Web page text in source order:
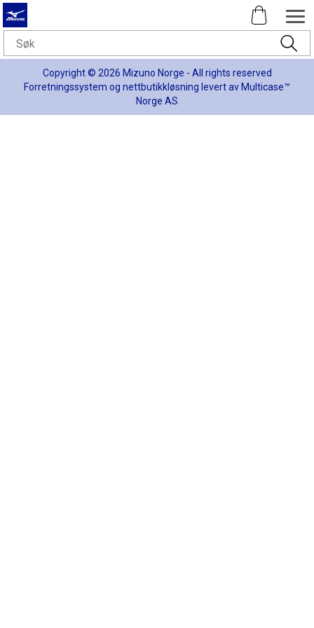
Copyright © 2026 Mizuno Norge - All rights reserved
Forretningssystem og nettbutikkløsning levert av Multicase™
Norge AS